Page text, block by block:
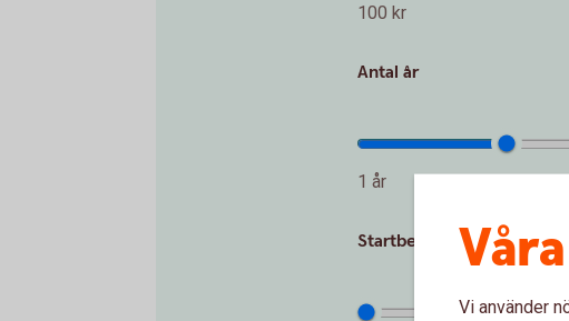
100 kr
Antal år
1 år
Startbelopp (kr)
Vi använder